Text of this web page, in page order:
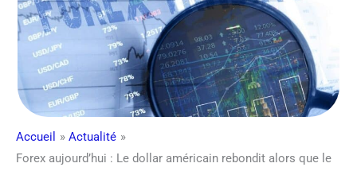
Accueil
Actualité
Forex aujourd’hui : Le dollar américain rebondit alors que le